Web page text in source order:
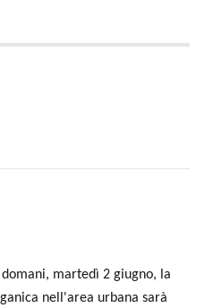
martedì 2 giugno, la
nell'area urbana sarà